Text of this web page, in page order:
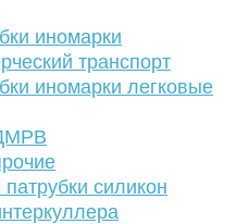
иномарки
транспорт
иномарки легковые
силикон